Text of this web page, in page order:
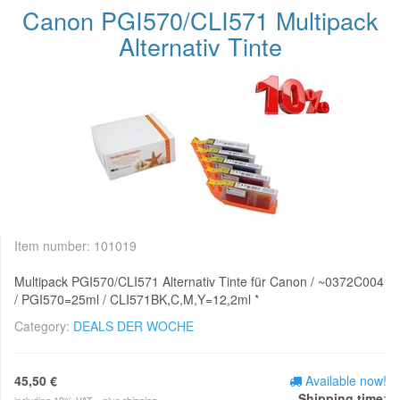
Canon PGI570/CLI571 Multipack
Alternativ Tinte
Item number: 101019
Multipack PGI570/CLI571 Alternativ Tinte für Canon / ~0372C004
/ PGI570=25ml / CLI571BK,C,M,Y=12,2ml *
Category: DEALS DER WOCHE
45,50 €
Available now!